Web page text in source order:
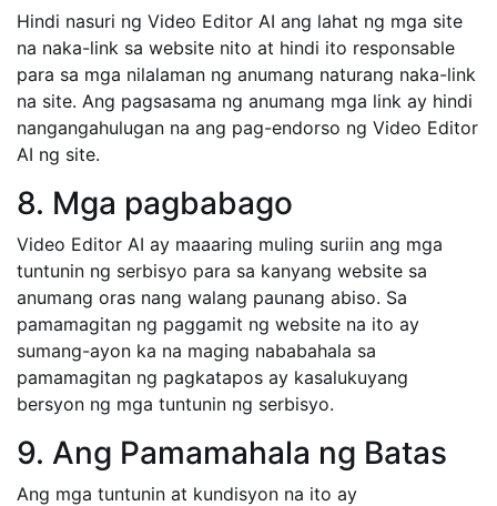
Hindi nasuri ng Video Editor AI ang lahat ng mga site
na naka-link sa website nito at hindi ito responsable
para sa mga nilalaman ng anumang naturang naka-link
na site. Ang pagsasama ng anumang mga link ay hindi
nangangahulugan na ang pag-endorso ng Video Editor
AI ng site.
8. Mga pagbabago
Video Editor AI ay maaaring muling suriin ang mga
tuntunin ng serbisyo para sa kanyang website sa
anumang oras nang walang paunang abiso. Sa
pamamagitan ng paggamit ng website na ito ay
sumang-ayon ka na maging nababahala sa
pamamagitan ng pagkatapos ay kasalukuyang
bersyon ng mga tuntunin ng serbisyo.
9. Ang Pamamahala ng Batas
Ang mga tuntunin at kundisyon na ito ay